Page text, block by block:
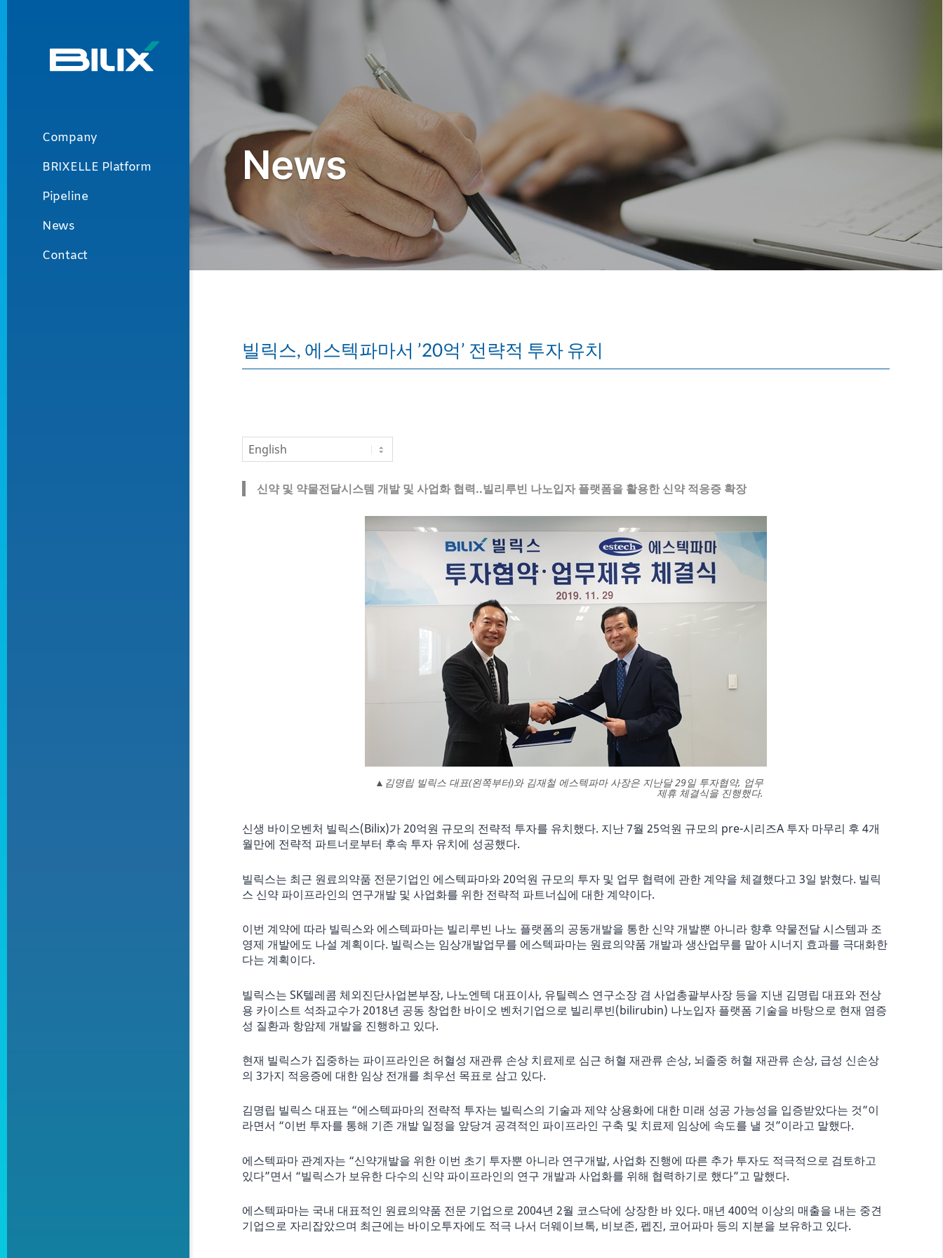
Navigation
Company
BRIXELLE Platform
Pipeline
News
Contact
빌릭스, 에스텍파마서 ’20억’ 전략적 투자 유치
신약 및 약물전달시스템 개발 및 사업화 협력..빌리루빈 나노입자 플랫폼을 활용한 신약 적응증 확장
▲김명립 빌릭스 대표(왼쪽부터)와 김재철 에스텍파마 사장은 지난달 29일 투자협약, 업무
제휴 체결식을 진행했다.
신생 바이오벤처 빌릭스(Bilix)가 20억원 규모의 전략적 투자를 유치했다. 지난 7월 25억원 규모의 pre-시리즈A 투자 마무리 후 4개
월만에 전략적 파트너로부터 후속 투자 유치에 성공했다.
빌릭스는 최근 원료의약품 전문기업인 에스텍파마와 20억원 규모의 투자 및 업무 협력에 관한 계약을 체결했다고 3일 밝혔다. 빌릭
스 신약 파이프라인의 연구개발 및 사업화를 위한 전략적 파트너십에 대한 계약이다.
이번 계약에 따라 빌릭스와 에스텍파마는 빌리루빈 나노 플랫폼의 공동개발을 통한 신약 개발뿐 아니라 향후 약물전달 시스템과 조
영제 개발에도 나설 계획이다. 빌릭스는 임상개발업무를 에스텍파마는 원료의약품 개발과 생산업무를 맡아 시너지 효과를 극대화한
다는 계획이다.
빌릭스는 SK텔레콤 체외진단사업본부장, 나노엔텍 대표이사, 유틸렉스 연구소장 겸 사업총괄부사장 등을 지낸 김명립 대표와 전상
용 카이스트 석좌교수가 2018년 공동 창업한 바이오 벤처기업으로 빌리루빈(bilirubin) 나노입자 플랫폼 기술을 바탕으로 현재 염증
성 질환과 항암제 개발을 진행하고 있다.
현재 빌릭스가 집중하는 파이프라인은 허혈성 재관류 손상 치료제로 심근 허혈 재관류 손상, 뇌졸중 허혈 재관류 손상, 급성 신손상
의 3가지 적응증에 대한 임상 전개를 최우선 목표로 삼고 있다.
김명립 빌릭스 대표는 “에스텍파마의 전략적 투자는 빌릭스의 기술과 제약 상용화에 대한 미래 성공 가능성을 입증받았다는 것”이
라면서 “이번 투자를 통해 기존 개발 일정을 앞당겨 공격적인 파이프라인 구축 및 치료제 임상에 속도를 낼 것”이라고 말했다.
에스텍파마 관계자는 “신약개발을 위한 이번 초기 투자뿐 아니라 연구개발, 사업화 진행에 따른 추가 투자도 적극적으로 검토하고
있다”면서 “빌릭스가 보유한 다수의 신약 파이프라인의 연구 개발과 사업화를 위해 협력하기로 했다”고 말했다.
에스텍파마는 국내 대표적인 원료의약품 전문 기업으로 2004년 2월 코스닥에 상장한 바 있다. 매년 400억 이상의 매출을 내는 중견
기업으로 자리잡았으며 최근에는 바이오투자에도 적극 나서 더웨이브톡, 비보존, 펩진, 코어파마 등의 지분을 보유하고 있다.